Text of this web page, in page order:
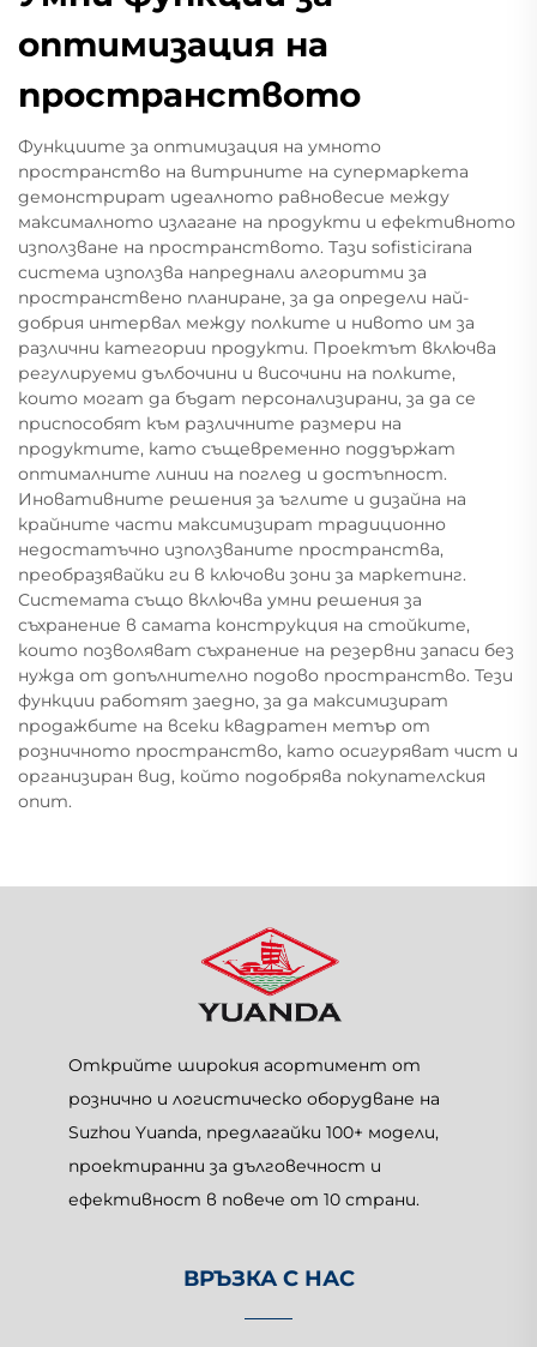
оптимизация на
пространството
Функциите за оптимизация на умното
пространство на витрините на супермаркета
демонстрират идеалното равновесие между
максималното излагане на продукти и ефективното
използване на пространството. Тази sofisticirana
система използва напреднали алгоритми за
пространствено планиране, за да определи най-
добрия интервал между полките и нивото им за
различни категории продукти. Проектът включва
регулируеми дълбочини и височини на полките,
които могат да бъдат персонализирани, за да се
приспособят към различните размери на
продуктите, като същевременно поддържат
оптималните линии на поглед и достъпност.
Иновативните решения за ъглите и дизайна на
крайните части максимизират традиционно
недостатъчно използваните пространства,
преобразявайки ги в ключови зони за маркетинг.
Системата също включва умни решения за
съхранение в самата конструкция на стойките,
които позволяват съхранение на резервни запаси без
нужда от допълнително подово пространство. Тези
функции работят заедно, за да максимизират
продажбите на всеки квадратен метър от
розничното пространство, като осигуряват чист и
организиран вид, който подобрява покупателския
опит.
Открийте широкия асортимент от
рознично и логистическо оборудване на
Suzhou Yuanda, предлагайки 100+ модели,
проектиранни за дълговечност и
ефективност в повече от 10 страни.
ВРЪЗКА С НАС